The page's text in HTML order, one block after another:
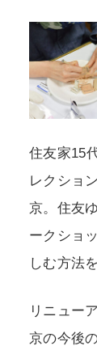
住友家15
レクショ
京。住友
ークショ
しむ方法
リニュー
京の今後